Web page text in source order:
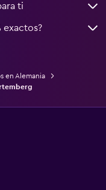
ti
exactos?
en Alemania